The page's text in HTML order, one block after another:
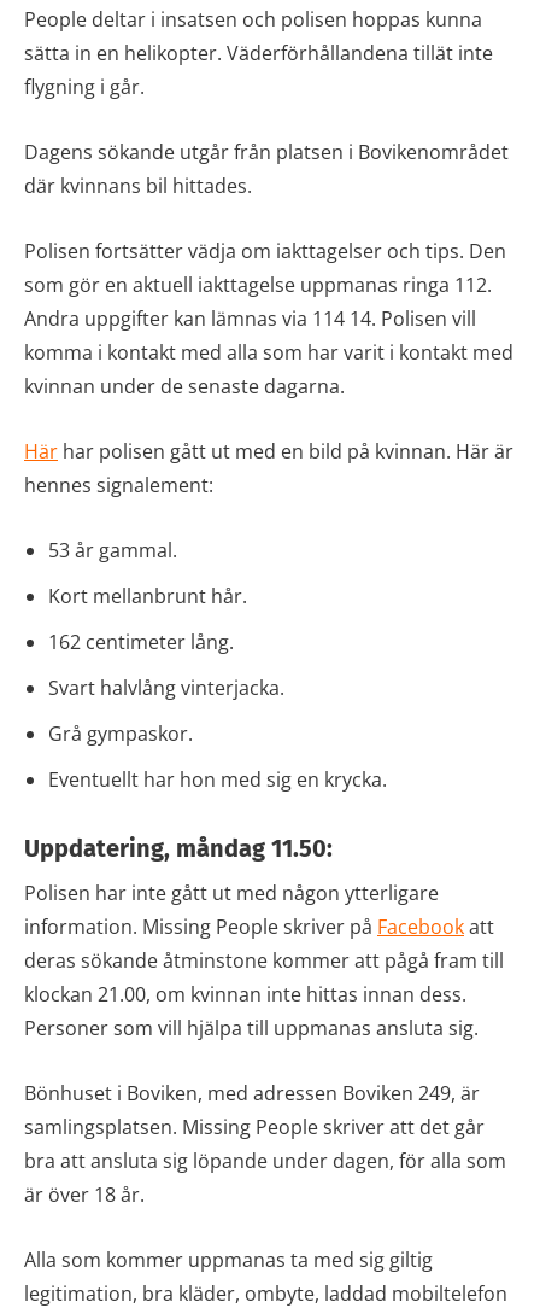
People deltar i insatsen och polisen hoppas kunna
sätta in en helikopter. Väderförhållandena tillät inte
flygning i går.
Dagens sökande utgår från platsen i Bovikenområdet
där kvinnans bil hittades.
Polisen fortsätter vädja om iakttagelser och tips. Den
som gör en aktuell iakttagelse uppmanas ringa 112.
Andra uppgifter kan lämnas via 114 14. Polisen vill
komma i kontakt med alla som har varit i kontakt med
kvinnan under de senaste dagarna.
Här har polisen gått ut med en bild på kvinnan. Här är
hennes signalement:
53 år gammal.
Kort mellanbrunt hår.
162 centimeter lång.
Svart halvlång vinterjacka.
Grå gympaskor.
Eventuellt har hon med sig en krycka.
Uppdatering, måndag 11.50:
Polisen har inte gått ut med någon ytterligare
information. Missing People skriver på Facebookatt
deras sökande åtminstone kommer att pågå fram till
klockan 21.00, om kvinnan inte hittas innan dess.
Personer som vill hjälpa till uppmanas ansluta sig.
Bönhuset i Boviken, med adressen Boviken 249, är
samlingsplatsen. Missing People skriver att det går
bra att ansluta sig löpande under dagen, för alla som
är över 18 år.
Alla som kommer uppmanas ta med sig giltig
legitimation, bra kläder, ombyte, laddad mobiltelefon